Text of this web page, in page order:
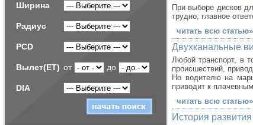
Ширина
Радиус
PCD
Вылет(ET) от до
DIA
При выборе дисков
трудно, главное
читать всю статью»
Двухканальные
Любой транспорт, в
происшествий,
Но водителю на
приводит к
читать всю статью»
История